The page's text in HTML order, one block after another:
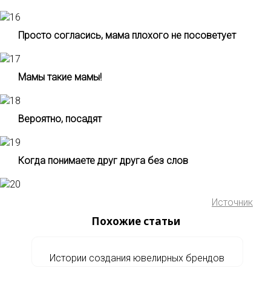
Просто согласись, мама плохого не посоветует
Мамы такие мамы!
Вероятно, посадят
Когда понимаете друг друга без слов
Источник
Похожие статьи
Истории создания ювелирных брендов